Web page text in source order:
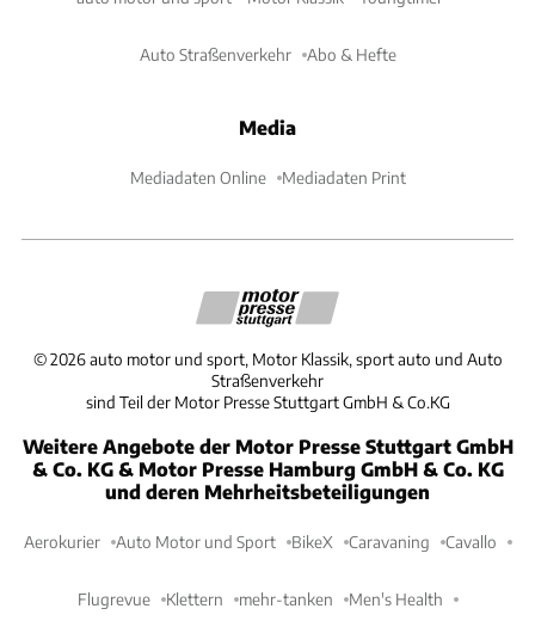
Auto Straßenverkehr Abo & Hefte
Media
Mediadaten Online Mediadaten Print
©2026 auto motor und sport, Motor Klassik, sport auto und Auto
Straßenverkehr
sind Teil der Motor Presse Stuttgart GmbH & Co.KG
Weitere Angebote der Motor Presse Stuttgart GmbH
& Co. KG & Motor Presse Hamburg GmbH & Co. KG
und deren Mehrheitsbeteiligungen
Aerokurier Auto Motor und Sport BikeX Caravaning Cavallo
Flugrevue Klettern mehr-tanken Men's Health